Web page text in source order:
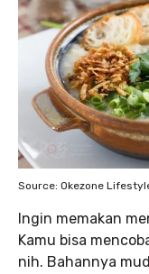
Source: Okezone
Ingin memakan
Kamu bisa
nih. Bahannya